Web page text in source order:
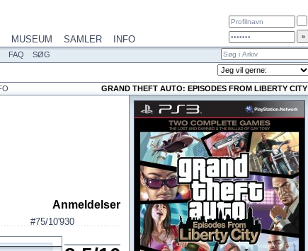
MUSEUM SAMLER INFO
FAQ SØG
GRAND THEFT AUTO: EPISODES FROM LIBERTY CITY
Anmeldelser
#75/10'930